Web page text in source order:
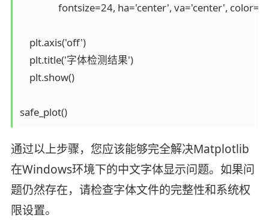
fontsize=24, ha='center', va='center',
    plt.axis('off')
    plt.title('字体检测结果')
    plt.show()
safe_plot()
通过以上步骤，您应该能够完全解决Matplotlib
在Windows环境下的中文字体显示问题。如果问
题仍然存在，请检查字体文件的完整性和系统权
限设置。